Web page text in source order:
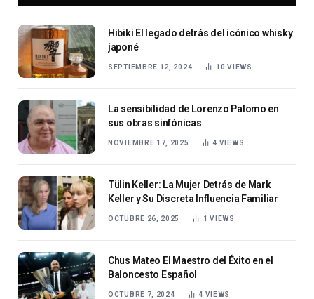
Hibiki El legado detrás del icónico whisky
japoné
SEPTIEMBRE 12, 2024 10VIEWS
La sensibilidad de Lorenzo Palomo en
sus obras sinfónicas
NOVIEMBRE 17, 2025 4 VIEWS
Tülin Keller: La Mujer Detrás de Mark
Keller y Su Discreta Influencia Familiar
OCTUBRE 26, 2025 1VIEWS
Chus Mateo El Maestro del Éxito en el
Baloncesto Español
OCTUBRE 7, 2024 4 VIEWS